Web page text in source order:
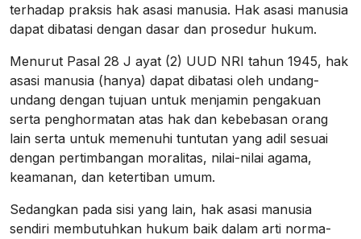
terhadap praksis hak asasi manusia. Hak asasi manusia
dapat dibatasi dengan dasar dan prosedur hukum.
Menurut Pasal 28 J ayat (2) UUD NRI tahun 1945, hak
asasi manusia (hanya) dapat dibatasi oleh undang-
undang dengan tujuan untuk menjamin pengakuan
serta penghormatan atas hak dan kebebasan orang
lain serta untuk memenuhi tuntutan yang adil sesuai
dengan pertimbangan moralitas, nilai-nilai agama,
keamanan, dan ketertiban umum.
Sedangkan pada sisi yang lain, hak asasi manusia
sendiri membutuhkan hukum baik dalam arti norma-